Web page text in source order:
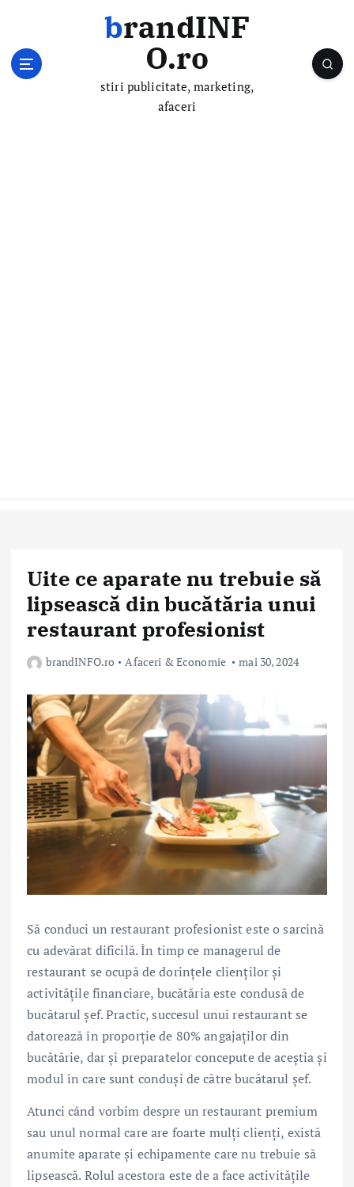
brandINF
O.ro
stiri publicitate, marketing,
afaceri
Uite ce aparate nu trebuie să
lipsească din bucătăria unui
restaurant profesionist
brandINFO.ro Afaceri & Economie mai 30, 2024
Să conduci un restaurant profesionist este o sarcină
cu adevărat dificilă. În timp ce managerul de
restaurant se ocupă de dorințele clienților și
activitățile financiare, bucătăria este condusă de
bucătarul șef. Practic, succesul unui restaurant se
datorează în proporție de 80% angajaților din
bucătărie, dar și preparatelor concepute de aceștia și
modul în care sunt conduși de către bucătarul șef.
Atunci când vorbim despre un restaurant premium
sau unul normal care are foarte mulți clienți, există
anumite aparate și echipamente care nu trebuie să
lipsească. Rolul acestora este de a face activitățile